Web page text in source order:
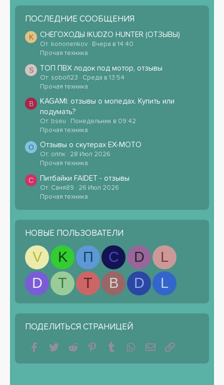
ПОСЛЕДНИЕ СООБЩЕНИЯ
K СНЕГОХОДЫ IKUDZO HUNTER (ОТЗЫВЫ)
От: kononenkov
Вчера в 14:40
Прочая техника
S ТОП ПВХ лодок под мотор, отзывы
От: sobol123
Среда в 13:54
Прочая техника
B
KAGAMI: отзывы о мопедах. Купить или
подумать?
От: bseu
Понедельник в 09:42
Прочая техника
О Отзывы о скутерах EX-MOTO
От: оппк
28 Июл 2026
Прочая техника
С Питбайки FAIDET - отзывы
От: Саня89
26 Июл 2026
Прочая техника
НОВЫЕ ПОЛЬЗОВАТЕЛИ
V K П С D
L
D
T T B D L
ПОДЕЛИТЬСЯ СТРАНИЦЕЙ
Facebook
Twitter Reddit PinterestTumblr WhatsAppЭлектронная почта